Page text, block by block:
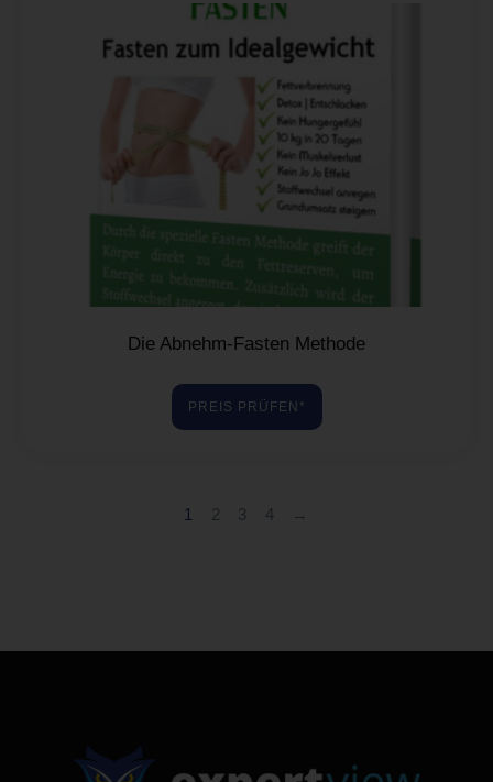
Die Abnehm-Fasten Methode
PREIS PRÜFEN*
1 2 3 4 →